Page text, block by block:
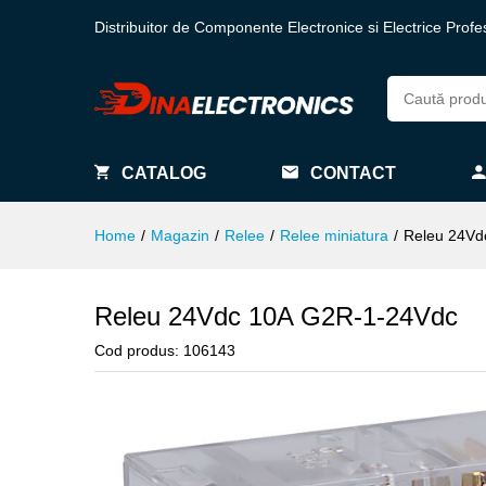
Distribuitor de Componente Electronice si Electrice
CATALOG CONTACT
Home / Magazin / Relee / Relee miniatura / Releu
Releu 24Vdc 10A G2R-1-24Vdc
Cod produs: 106143